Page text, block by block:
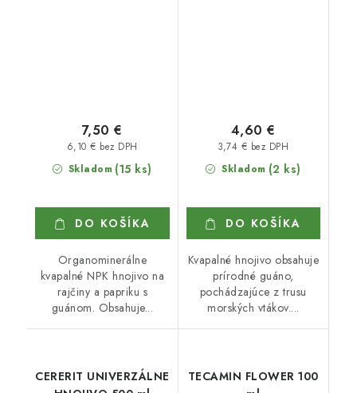
Skladom (15 ks)
6,10 € bez DPH
7,50 €
DO KOŠÍKA
Organominerálne
kvapalné NPK hnojivo na
rajčiny a papriku s
guánom. Obsahuje...
Skladom (2 ks)
3,74 € bez DPH
4,60 €
DO KOŠÍKA
Kvapalné hnojivo obsahuje
prírodné guáno,
pochádzajúce z trusu
morských vtákov....
CERERIT UNIVERZÁLNE
TECAMIN FLOWER 100